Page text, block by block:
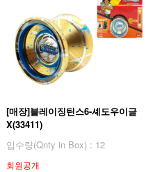
[매장]블레이징틴스6-셰도우이글
X(33411)
입수량(Qnty in Box) : 12
회원공개